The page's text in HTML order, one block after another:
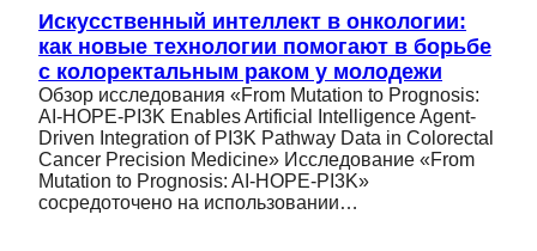
Искусственный интеллект в онкологии:
как новые технологии помогают в борьбе
с колоректальным раком у молодежи
Обзор исследования «From Mutation to Prognosis:
AI-HOPE-PI3K Enables Artificial Intelligence Agent-
Driven Integration of PI3K Pathway Data in Colorectal
Cancer Precision Medicine» Исследование «From
Mutation to Prognosis: AI-HOPE-PI3K»
сосредоточено на использовании…